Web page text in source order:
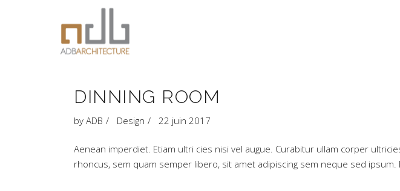
DINNING ROOM
by ADB Design 22 juin 2017
Aenean imperdiet. Etiam ultri cies nisi vel augue. Curabitur ullam corper
rhoncus, sem quam semper libero, sit amet adipiscing sem neque sed ipsum.